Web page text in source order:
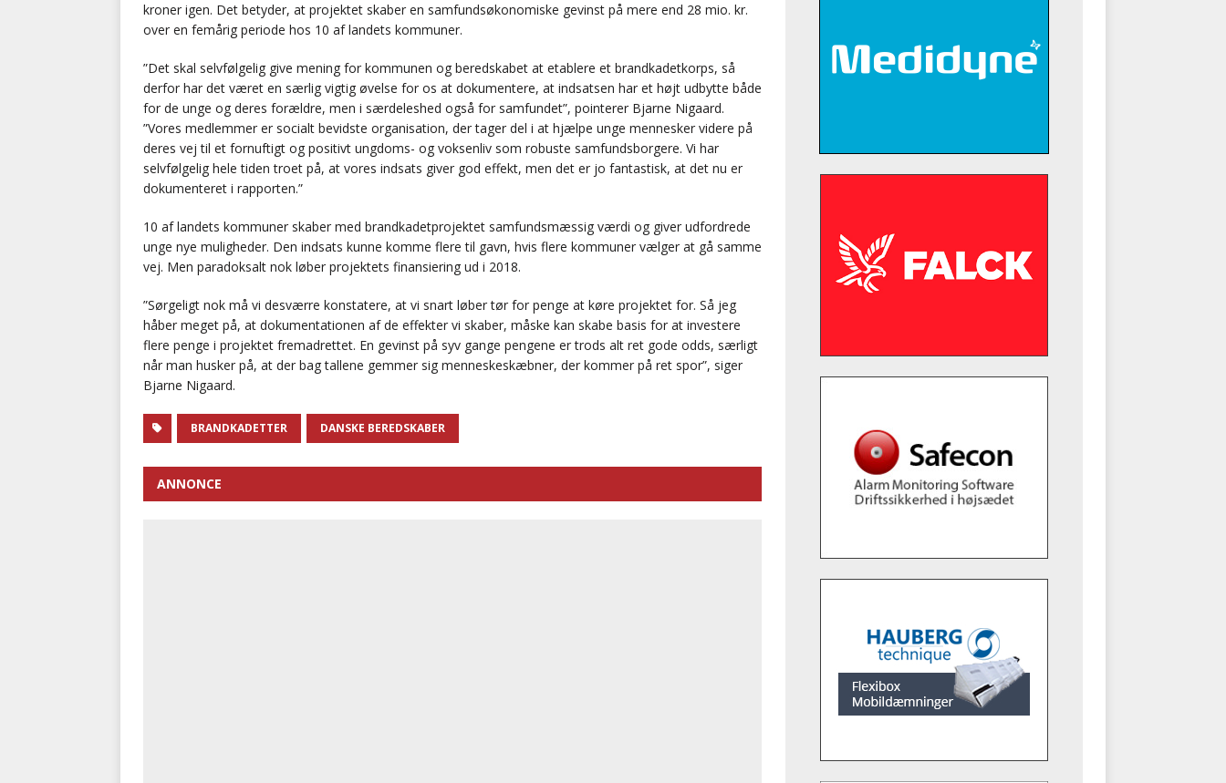
kroner igen. Det betyder, at projektet skaber en samfundsøkonomiske gevinst på mere end 28 mio. kr.
over en femårig periode hos 10 af landets kommuner.
”Det skal selvfølgelig give mening for kommunen og beredskabet at etablere et brandkadetkorps, så
derfor har det været en særlig vigtig øvelse for os at dokumentere, at indsatsen har et højt udbytte både
for de unge og deres forældre, men i særdeleshed også for samfundet”, pointerer Bjarne Nigaard.
”Vores medlemmer er socialt bevidste organisation, der tager del i at hjælpe unge mennesker videre på
deres vej til et fornuftigt og positivt ungdoms- og voksenliv som robuste samfundsborgere. Vi har
selvfølgelig hele tiden troet på, at vores indsats giver god effekt, men det er jo fantastisk, at det nu er
dokumenteret i rapporten.”
10 af landets kommuner skaber med brandkadetprojektet samfundsmæssig værdi og giver udfordrede
unge nye muligheder. Den indsats kunne komme flere til gavn, hvis flere kommuner vælger at gå samme
vej. Men paradoksalt nok løber projektets finansiering ud i 2018.
”Sørgeligt nok må vi desværre konstatere, at vi snart løber tør for penge at køre projektet for. Så jeg
håber meget på, at dokumentationen af de effekter vi skaber, måske kan skabe basis for at investere
flere penge i projektet fremadrettet. En gevinst på syv gange pengene er trods alt ret gode odds, særligt
når man husker på, at der bag tallene gemmer sig menneskeskæbner, der kommer på ret spor”, siger
Bjarne Nigaard.
BRANDKADETTER DANSKE BEREDSKABER
ANNONCE